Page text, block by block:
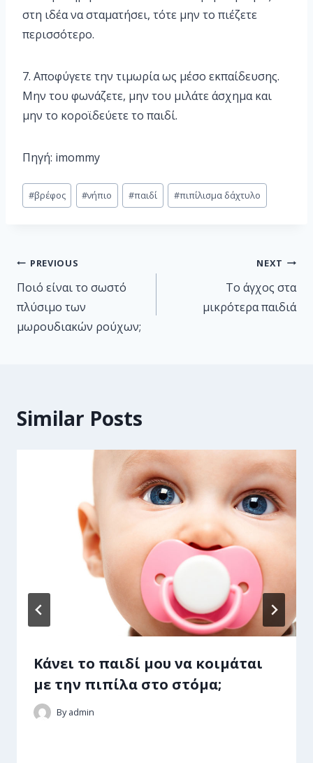
στη ιδέα να σταματήσει, τότε μην το πιέζετε
περισσότερο.
7. Αποφύγετε την τιμωρία ως μέσο εκπαίδευσης.
Μην του φωνάζετε, μην του μιλάτε άσχημα και
μην το κοροϊδεύετε το παιδί.
Πηγή: imommy
#βρέφος #νήπιο #παιδί #πιπίλισμα δάχτυλο
PREVIOUS
Ποιό είναι το σωστό
πλύσιμο των
μωρουδιακών ρούχων;
NEXT
Το άγχος στα
μικρότερα παιδιά
Similar Posts
Κάνει το παιδί μου να κοιμάται
με την πιπίλα στο στόμα;
By admin